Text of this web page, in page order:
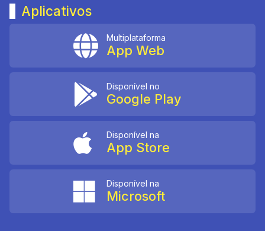
Aplicativos
Multiplataforma
App Web
Disponível no
Google Play
Disponível na
App Store
Disponível na
Microsoft